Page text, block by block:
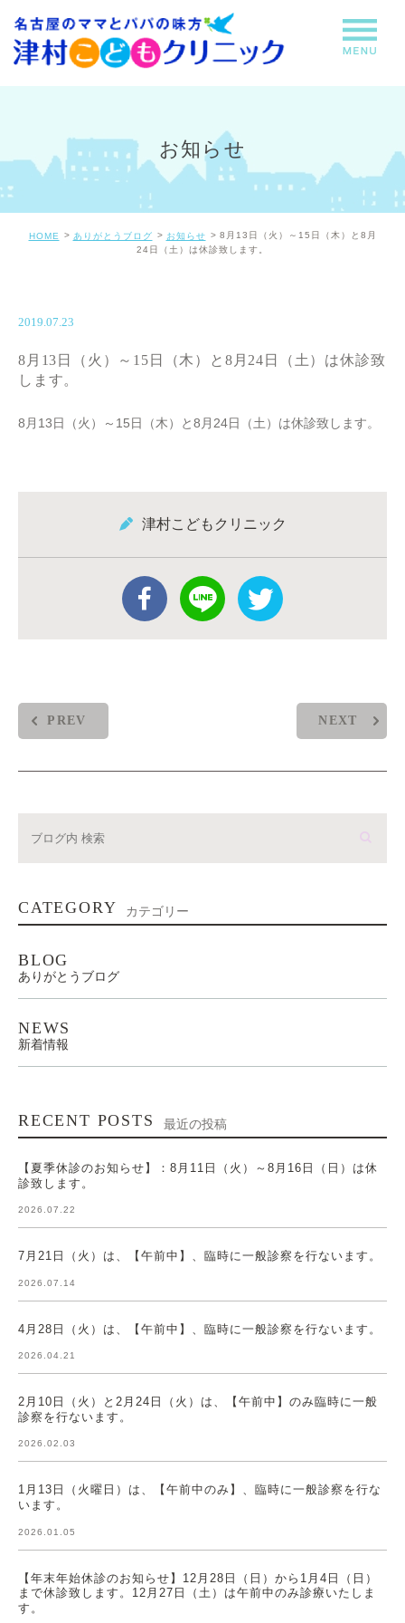
お知らせ
HOME ありがとうブログ お知らせ
8月13日（火）～15日（木）と8月
24日（土）は休診致します。
2019.07.23
8月13日（火）～15日（木）と8月24日（土）は休診致
します。
8月13日（火）～15日（木）と8月24日（土）は休診致します。
津村こどもクリニック
PREV NEXT
CATEGORY カテゴリー
BLOG
ありがとうブログ
NEWS
新着情報
RECENT POSTS 最近の投稿
【夏季休診のお知らせ】：8月11日（火）～8月16日（日）は休
診致します。
2026.07.22
7月21日（火）は、【午前中】、臨時に一般診察を行ないます。
2026.07.14
4月28日（火）は、【午前中】、臨時に一般診察を行ないます。
2026.04.21
2月10日（火）と2月24日（火）は、【午前中】のみ臨時に一般
診察を行ないます。
2026.02.03
1月13日（火曜日）は、【午前中のみ】、臨時に一般診察を行な
います。
2026.01.05
【年末年始休診のお知らせ】12月28日（日）から1月4日（日）
まで休診致します。12月27日（土）は午前中のみ診療いたしま
す。